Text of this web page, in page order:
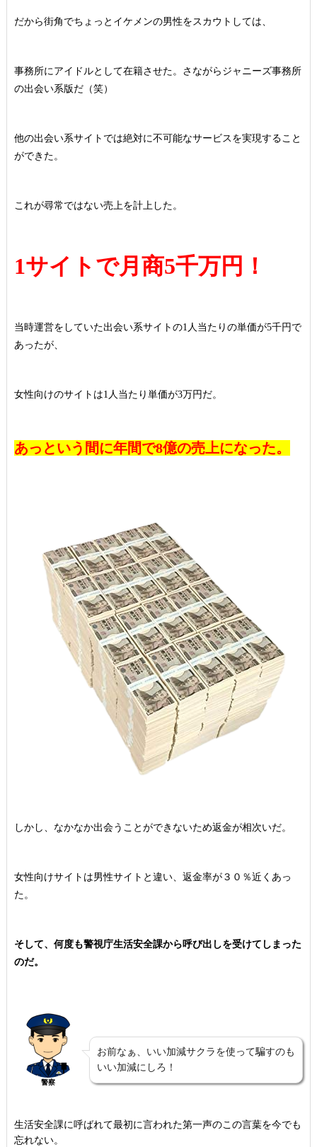
だから街角でちょっとイケメンの男性をスカウトしては、
事務所にアイドルとして在籍させた。さながらジャニーズ事務所
の出会い系版だ（笑）
他の出会い系サイトでは絶対に不可能なサービスを実現すること
ができた。
これが尋常ではない売上を計上した。
1サイトで月商5千万円！
当時運営をしていた出会い系サイトの1人当たりの単価が5千円で
あったが、
女性向けのサイトは1人当たり単価が3万円だ。
あっという間に年間で8億の売上になった。
しかし、なかなか出会うことができないため返金が相次いだ。
女性向けサイトは男性サイトと違い、返金率が３０％近くあっ
た。
そして、何度も警視庁生活安全課から呼び出しを受けてしまった
のだ。
警察
お前なぁ、いい加減サクラを使って騙すのも
いい加減にしろ！
生活安全課に呼ばれて最初に言われた第一声のこの言葉を今でも
忘れない。